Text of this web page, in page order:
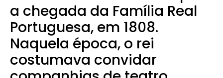
a chegada da Família Real
Portuguesa, em 1808.
Naquela época, o rei
costumava convidar